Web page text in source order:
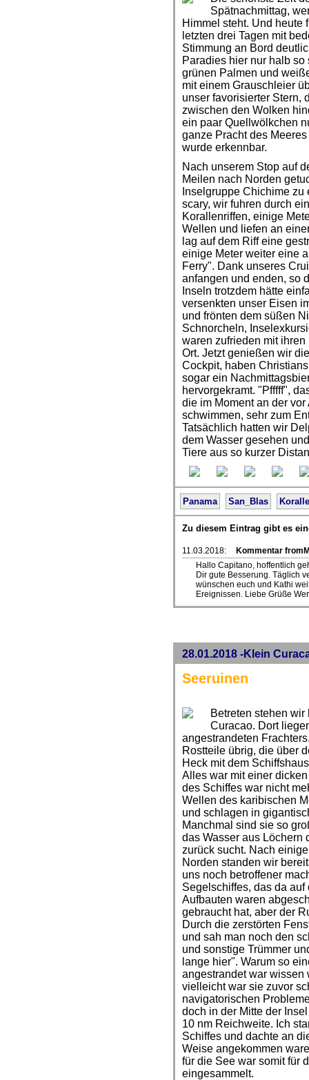
Spätnachmittag,
Himmel steht. Und heute
letzten drei Tagen mit
Stimmung an Bord
Paradies hier nur halb so
grünen Palmen und
mit einem Grauschleier
unser favorisierter Stern,
zwischen den Wolken
ein paar Quellwölkchen
ganze Pracht des
wurde erkennbar.
Nach unserem Stop auf
Meilen nach Norden
Inselgruppe Chichime
scary, wir fuhren durch
Korallenriffen, einige
Wellen und liefen an
lag auf dem Riff eine
einige Meter weiter eine
Ferry". Dank unseres
anfangen und enden, so
Inseln trotzdem hätte
versenkten unser Eisen
und frönten dem süßen
Schnorcheln,
waren zufrieden mit
Ort. Jetzt genießen wir
Cockpit, haben
sogar ein
hervorgekramt. "Pfffff",
die im Moment an der
schwimmen, sehr zum
Tatsächlich hatten wir
dem Wasser gesehen
Tiere aus so kurzer
Panama San_Blas
Zu diesem Eintrag gibt es
11.03.2018:
Kommentar
Hallo Capitano, hoffentlich
Dir gute Besserung. Täglich
wünschen euch und Kathi
Ereignissen. Liebe Grüße
28.01.2018 -Klein
Seeruinen
Betreten stehen
Curacao. Dort
angestrandeten
Rostteile übrig, die über
Heck mit dem
Alles war mit einer
des Schiffes war nicht
Wellen des karibischen
und schlagen in
Manchmal sind sie so
das Wasser aus Löchern
zurück sucht. Nach
Norden standen wir
uns noch betroffener
Segelschiffes, das da
Aufbauten waren
gebraucht hat, aber der
Durch die zerstörten
und sah man noch den
und sonstige Trümmer
lange hier". Warum so
angestrandet war wissen
vielleicht war sie zuvor
navigatorischen
doch in der Mitte der
10 nm Reichweite. Ich
Schiffes und dachte an
Weise angekommen
für die See war somit für
eingesammelt.